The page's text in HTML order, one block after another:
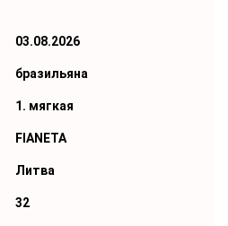
03.08.2026
бразильяна
1. мягкая
FIANETA
Литва
32